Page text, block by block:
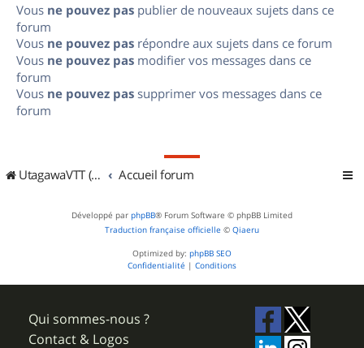
Vous ne pouvez pas publier de nouveaux sujets dans ce
forum
Vous ne pouvez pas répondre aux sujets dans ce forum
Vous ne pouvez pas modifier vos messages dans ce
forum
Vous ne pouvez pas supprimer vos messages dans ce
forum
UtagawaVTT (Randos VTT et VTTAE avec traces GPS) Accueil forum
Développé par phpBB® Forum Software © phpBB Limited
Traduction française officielle © Qiaeru
Optimized by: phpBB SEO
Confidentialité | Conditions
Qui sommes-nous ?
Contact & Logos